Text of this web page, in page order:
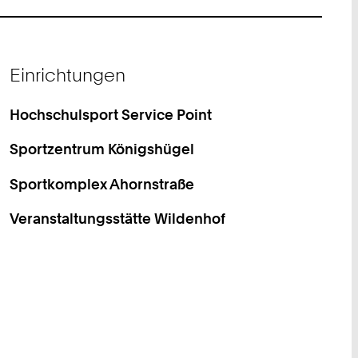
Einrichtungen
Hochschulsport Service Point
Sportzentrum Königshügel
Sportkomplex Ahornstraße
Veranstaltungsstätte Wildenhof